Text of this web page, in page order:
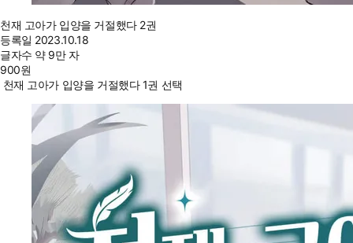
천재 고아가 입양을 거절했다 2권
등록일 2023.10.18
글자수 약 9만 자
900원
천재 고아가 입양을 거절했다 1권 선택